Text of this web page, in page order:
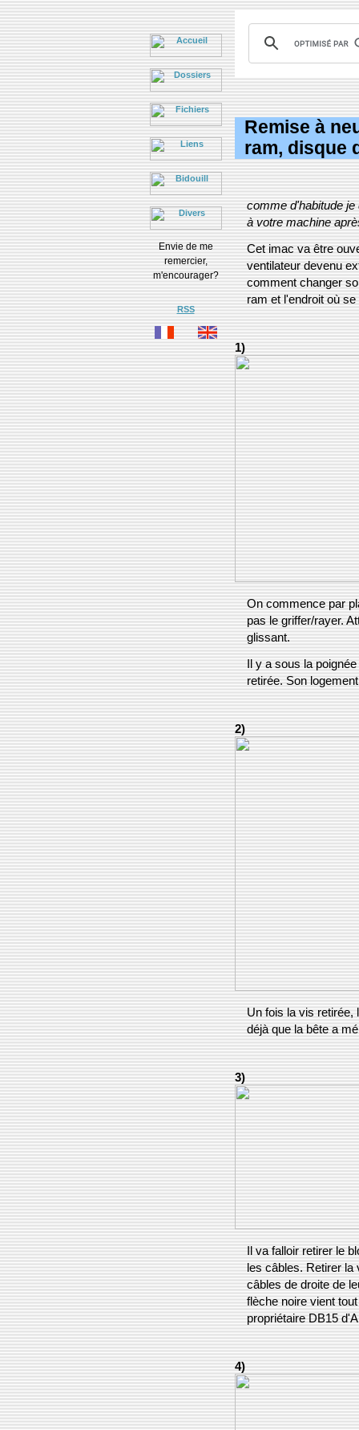
Envie de me
remercier,
m'encourager?
RSS
Remise à
ram, disque
comme d'habitude
à votre machine
Cet imac va être
ventilateur devenu
comment changer
ram et l'endroit où
1)
On commence par
pas le griffer/rayer.
glissant.
Il y a sous la
retirée. Son
2)
Un fois la vis retirée,
déjà que la bête a
3)
Il va falloir retirer le
les câbles. Retirer la
câbles de droite de
flèche noire vient
propriétaire DB15
4)